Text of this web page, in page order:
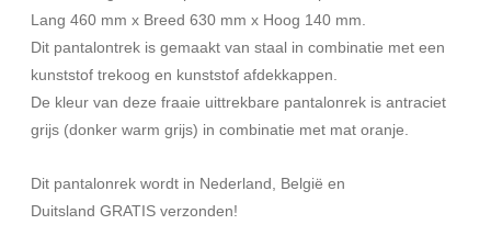
Lang 460 mm x Breed 630 mm x Hoog 140 mm.
Dit pantalontrek is gemaakt van staal in combinatie met een
kunststof trekoog en kunststof afdekkappen.
De kleur van deze fraaie uittrekbare pantalonrek is antraciet
grijs (donker warm grijs) in combinatie met mat oranje.
Dit pantalonrek wordt in Nederland, België en
Duitsland GRATIS verzonden!